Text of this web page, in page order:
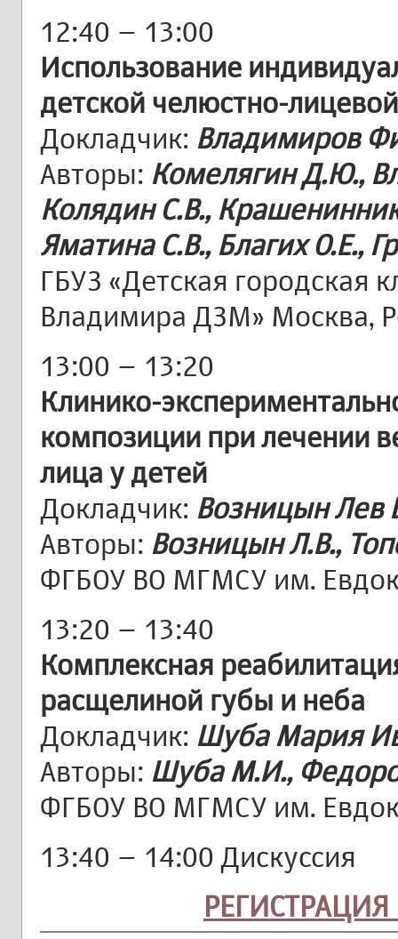
12:40 – 13:00
Использование
детской челюстно-
Докладчик: Владимиров
Авторы: Комелягин Д.Ю.,
Колядин С.В.,
Яматина С.В., Благих О.Е.,
ГБУЗ «Детская городская
Владимира ДЗМ» Москва,
13:00 – 13:20
Клинико-
композиции при лечении
лица у детей
Докладчик: Возницын Лев
Авторы: Возницын Л.В.,
ФГБОУ ВО МГМСУ им.
13:20 – 13:40
Комплексная
расщелиной губы и неба
Докладчик: Шуба Мария
Авторы: Шуба М.И.,
ФГБОУ ВО МГМСУ им.
13:40 – 14:00 Дискуссия